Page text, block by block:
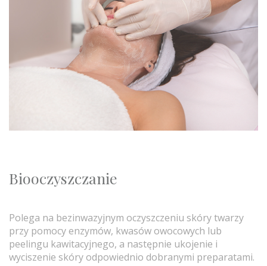
Biooczyszczanie
Polega na bezinwazyjnym oczyszczeniu skóry twarzy
przy pomocy enzymów, kwasów owocowych lub
peelingu kawitacyjnego, a następnie ukojenie i
wyciszenie skóry odpowiednio dobranymi preparatami.